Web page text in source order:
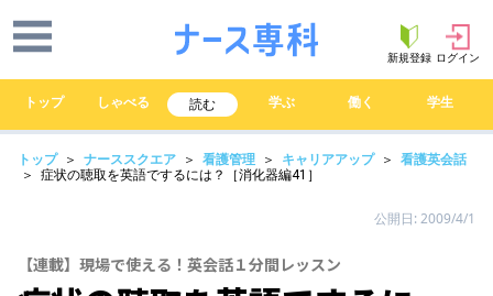
新規登録 ログイン
トップ しゃべる 読む 学ぶ 働く 学生
トップ ＞ ナーススクエア ＞ 看護管理 ＞ キャリアアップ ＞ 看護英会話
＞ 症状の聴取を英語でするには？［消化器編41］
公開日: 2009/4/1
【連載】現場で使える！英会話１分間レッスン